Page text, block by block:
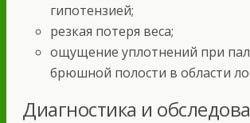
гипотензией;
резкая потеря веса;
ощущение уплотнений при
брюшной полости в области
Диагностика и